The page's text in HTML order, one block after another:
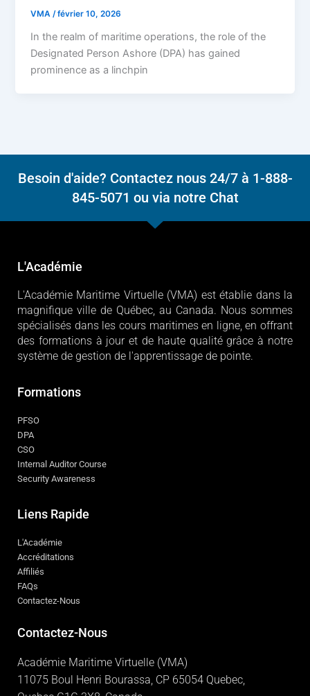
VMA/février 10, 2026
In the realm of maritime operations, the role of the
Designated Person Ashore (DPA) has gained
prominence as a linchpin
Besoin d'aide? Contactez nous 24/7 à 1-888-
845-5071 ou via notre Chat
L'Académie
L'Académie Maritime Virtuelle (VMA) est établie dans la
magnifique ville de Québec, au Canada. Nous sommes
spécialisés dans les cours maritimes en ligne, en offrant
des formations à jour et de haute qualité grâce à notre
système de gestion de l'apprentissage de pointe.
Formations
PFSO
DPA
CSO
Internal Auditor Course
Security Awareness
Liens Rapide
L'Académie
Accréditations
Affiliés
FAQs
Contactez-Nous
Contactez-Nous
Académie Maritime Virtuelle (VMA)
11075 Boul Henri Bourassa, CP 65054 Quebec,